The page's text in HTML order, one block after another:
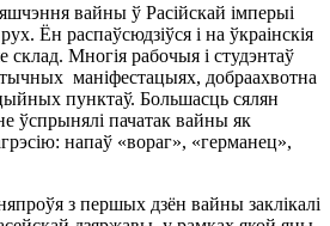
вайны ў Расійскай імперыі
Ён распаўсюдзіўся і на ўкраінскія
склад. Многія рабочыя і студэнтаў
маніфестацыях, добраахвотна
пунктаў. Большасць сялян
ўспрынялі пачатак вайны як
напаў «вораг», «германец»,
з першых дзён вайны заклікалі